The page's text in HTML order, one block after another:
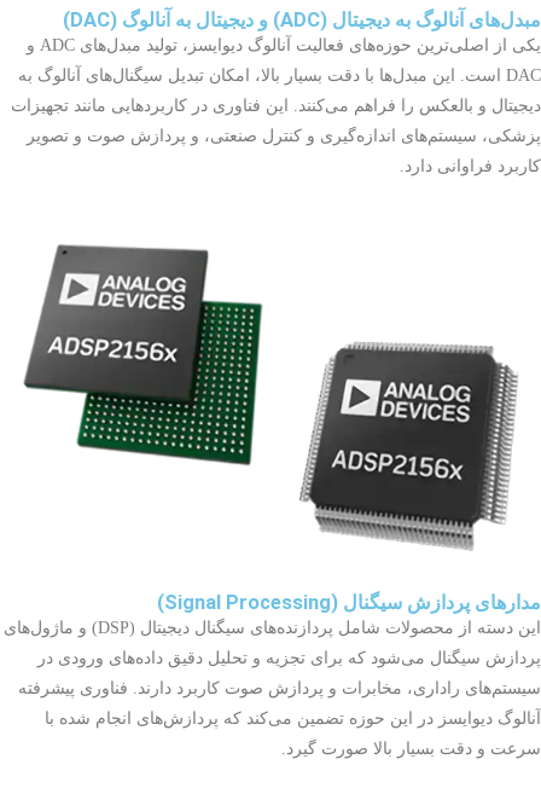
مبدل‌های آنالوگ به دیجیتال (ADC) و دیجیتال به آنالوگ (DAC)
یکی از اصلی‌ترین حوزه‌های فعالیت آنالوگ دیوایسز، تولید مبدل‌های ADC و
DAC است. این مبدل‌ها با دقت بسیار بالا، امکان تبدیل سیگنال‌های آنالوگ به
دیجیتال و بالعکس را فراهم می‌کنند. این فناوری در کاربردهایی مانند تجهیزات
پزشکی، سیستم‌های اندازه‌گیری و کنترل صنعتی، و پردازش صوت و تصویر
کاربرد فراوانی دارد.
مدارهای پردازش سیگنال (Signal Processing)
این دسته از محصولات شامل پردازنده‌های سیگنال دیجیتال (DSP) و ماژول‌های
پردازش سیگنال می‌شود که برای تجزیه و تحلیل دقیق داده‌های ورودی در
سیستم‌های راداری، مخابرات و پردازش صوت کاربرد دارند. فناوری پیشرفته
آنالوگ دیوایسز در این حوزه تضمین می‌کند که پردازش‌های انجام شده با
سرعت و دقت بسیار بالا صورت گیرد.